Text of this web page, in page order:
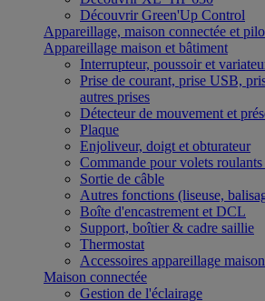
Découvrir Green'Up Control
Appareillage, maison connectée et
Appareillage maison et bâtiment
Interrupteur, poussoir et
Prise de courant, prise USB,
autres prises
Détecteur de mouvement et
Plaque
Enjoliveur, doigt et obturateur
Commande pour volets roulants
Sortie de câble
Autres fonctions (liseuse,
Boîte d'encastrement et DCL
Support, boîtier & cadre saillie
Thermostat
Accessoires appareillage
Maison connectée
Gestion de l'éclairage